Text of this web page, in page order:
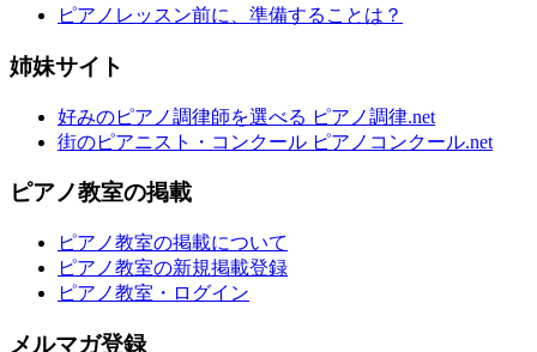
ピアノレッスン前に、準備することは？
姉妹サイト
好みのピアノ調律師を選べる ピアノ調律.net
街のピアニスト・コンクール ピアノコンクール.net
ピアノ教室の掲載
ピアノ教室の掲載について
ピアノ教室の新規掲載登録
ピアノ教室・ログイン
メルマガ登録